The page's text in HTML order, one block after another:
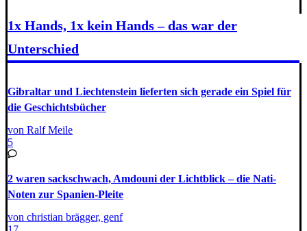
1x Hands, 1x kein Hands – das war der
Unterschied
Gibraltar und Liechtenstein lieferten sich gerade ein Spiel für
die Geschichtsbücher
von Ralf Meile
5
2 waren sackschwach, Amdouni der Lichtblick – die Nati-
Noten zur Spanien-Pleite
von christian brägger, genf